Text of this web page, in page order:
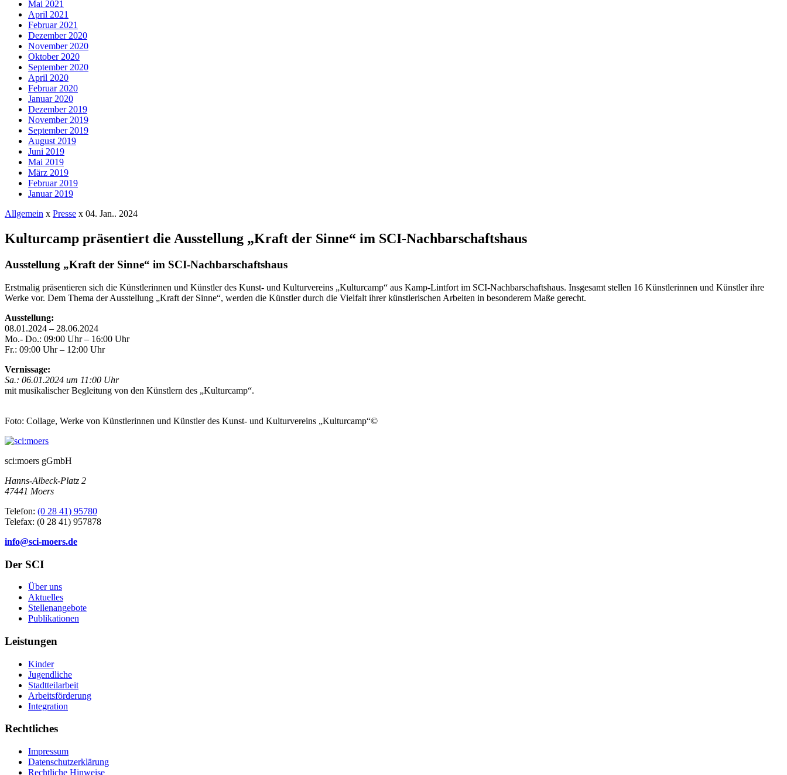
Mai 2021
April 2021
Februar 2021
Dezember 2020
November 2020
Oktober 2020
September 2020
April 2020
Februar 2020
Januar 2020
Dezember 2019
November 2019
September 2019
August 2019
Juni 2019
Mai 2019
März 2019
Februar 2019
Januar 2019
Allgemein x Presse x 04. Jan.. 2024
Kulturcamp präsentiert die Ausstellung „Kraft der Sinne“ im SCI-Nachbarschaftshaus
Ausstellung „Kraft der Sinne“ im SCI-Nachbarschaftshaus
Erstmalig präsentieren sich die Künstlerinnen und Künstler des Kunst- und Kulturvereins „Kulturcamp“ aus Kamp-Lintfort im SCI-Nachbarschaftshaus. Insgesamt stellen 16 Künstlerinnen und Künstler ihre
Werke vor. Dem Thema der Ausstellung „Kraft der Sinne“, werden die Künstler durch die Vielfalt ihrer künstlerischen Arbeiten in besonderem Maße gerecht.
Ausstellung:
08.01.2024 – 28.06.2024
Mo.- Do.: 09:00 Uhr – 16:00 Uhr
Fr.: 09:00 Uhr – 12:00 Uhr
Vernissage:
Sa.: 06.01.2024 um 11:00 Uhr
mit musikalischer Begleitung von den Künstlern des „Kulturcamp“.
Foto: Collage, Werke von Künstlerinnen und Künstler des Kunst- und Kulturvereins „Kulturcamp“©
sci:moers gGmbH
Hanns-Albeck-Platz 2
47441 Moers
Telefon: (0 28 41) 95780
Telefax: (0 28 41) 957878
info@sci-moers.de
Der SCI
Über uns
Aktuelles
Stellenangebote
Publikationen
Leistungen
Kinder
Jugendliche
Stadtteilarbeit
Arbeitsförderung
Integration
Rechtliches
Impressum
Datenschutzerklärung
Rechtliche Hinweise